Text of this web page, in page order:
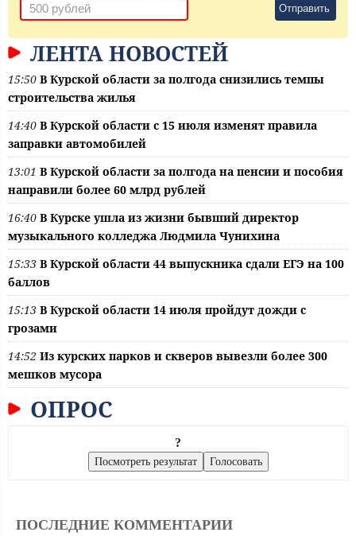
Отправить
ЛЕНТА НОВОСТЕЙ
15:50 В Курской области за полгода снизились темпы
строительства жилья
14:40 В Курской области с 15 июля изменят правила
заправки автомобилей
13:01 В Курской области за полгода на пенсии и пособия
направили более 60 млрд рублей
16:40 В Курске ушла из жизни бывший директор
музыкального колледжа Людмила Чунихина
15:33 В Курской области 44 выпускника сдали ЕГЭ на 100
баллов
15:13 В Курской области 14 июля пройдут дожди с
грозами
14:52 Из курских парков и скверов вывезли более 300
мешков мусора
ОПРОС
?
ПОСЛЕДНИЕ КОММЕНТАРИИ